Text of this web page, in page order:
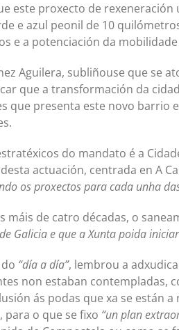
este proxecto de
e azul peonil de 10
e a potenciación da
Aguilera, subliñouse que se
que a transformación da
que presenta este novo barrio
do mandato é a
actuación, centrada en A
os proxectos para cada unha
máis de catro décadas, o
Galicia e que a Xunta poida
“día a día”, lembrou a
non estaban contempladas,
ás podas que xa se están
o que se fixo “un plan